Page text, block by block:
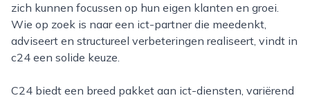
zich kunnen focussen op hun eigen klanten en groei.
Wie op zoek is naar een ict-partner die meedenkt,
adviseert en structureel verbeteringen realiseert, vindt in
c24 een solide keuze.
C24 biedt een breed pakket aan ict-diensten, variërend